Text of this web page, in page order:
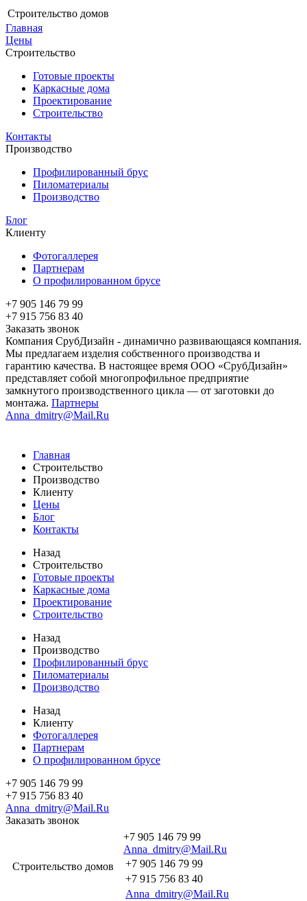
Строительство домов
Главная
Цены
Строительство
Готовые проекты
Каркасные дома
Проектирование
Строительство
Контакты
Производство
Профилированный брус
Пиломатериалы
Производство
Блог
Клиенту
Фотогаллерея
Партнерам
О профилированном брусе
+7 905 146 79 99
+7 915 756 83 40
Заказать звонок
Компания СрубДизайн - динамично развивающаяся компания.
Мы предлагаем изделия собственного производства и
гарантию качества. В настоящее время ООО «СрубДизайн»
представляет собой многопрофильное предприятие
замкнутого производственного цикла — от заготовки до
монтажа. Партнеры
Anna_dmitry@Mail.Ru
Главная
Строительство
Производство
Клиенту
Цены
Блог
Контакты
Назад
Строительство
Готовые проекты
Каркасные дома
Проектирование
Строительство
Назад
Производство
Профилированный брус
Пиломатериалы
Производство
Назад
Клиенту
Фотогаллерея
Партнерам
О профилированном брусе
+7 905 146 79 99
+7 915 756 83 40
Anna_dmitry@Mail.Ru
Заказать звонок
Строительство домов
+7 905 146 79 99
Anna_dmitry@Mail.Ru
+7 905 146 79 99
+7 915 756 83 40
Anna_dmitry@Mail.Ru